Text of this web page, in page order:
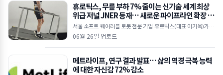
휴로틱스, 무릎 부하 7% 줄이는 신기술 세계 최상
위급 저널 JNER 등재… 새로운 파이프라인 확장 시
동
서울 소프트 웨어러블 로봇 전문 기업 휴로틱스(대표 이기욱)가 개
발한 무동력 기반의 ‘수동형 소프트 엑소슈트(Passive Soft Exos
06월 26일 업로드
메트라이프, 연구 결과 발표… 삶의 역경 극복 능력
에 대한 자신감 72% 감소